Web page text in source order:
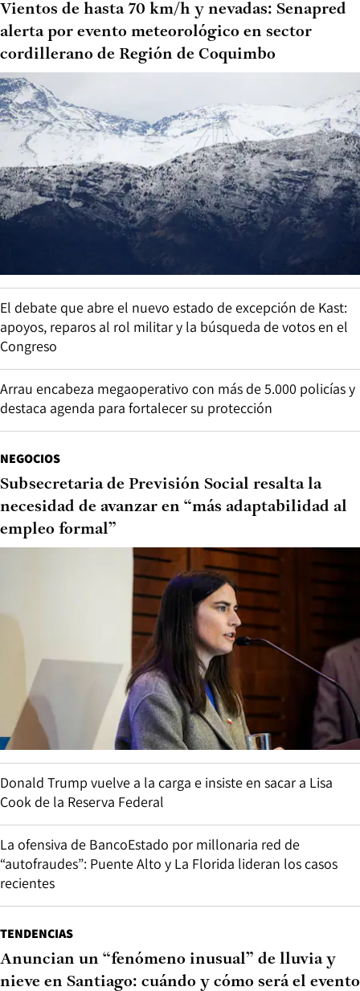
Vientos de hasta 70 km/h y nevadas: Senapred
alerta por evento meteorológico en sector
cordillerano de Región de Coquimbo
El debate que abre el nuevo estado de excepción de Kast:
apoyos, reparos al rol militar y la búsqueda de votos en el
Congreso
Arrau encabeza megaoperativo con más de 5.000 policías y
destaca agenda para fortalecer su protección
NEGOCIOS
Subsecretaria de Previsión Social resalta la
necesidad de avanzar en “más adaptabilidad al
empleo formal”
Donald Trump vuelve a la carga e insiste en sacar a Lisa
Cook de la Reserva Federal
La ofensiva de BancoEstado por millonaria red de
“autofraudes”: Puente Alto y La Florida lideran los casos
recientes
TENDENCIAS
Anuncian un “fenómeno inusual” de lluvia y
nieve en Santiago: cuándo y cómo será el evento